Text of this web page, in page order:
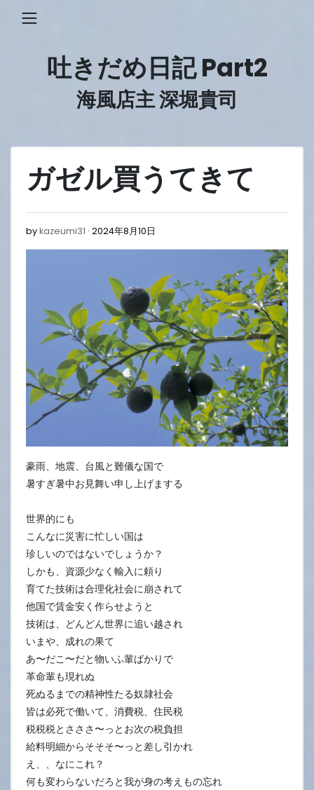
吐きだめ日記 Part2
海風店主 深堀貴司
ガゼル買うてきて
bykazeumi31 2024年8月10日
10
日
豪雨、地震、台風と難儀な国で
暑すぎ暑中お見舞い申し上げまする
世界的にも
こんなに災害に忙しい国は
珍しいのではないでしょうか？
しかも、資源少なく輸入に頼り
育てた技術は合理化社会に崩されて
他国で賃金安く作らせようと
技術は、どんどん世界に追い越され
いまや、成れの果て
あ〜だこ〜だと物いふ輩ばかりで
革命輩も現れぬ
死ぬるまでの精神性たる奴隷社会
皆は必死で働いて、消費税、住民税
税税税とさささ〜っとお次の税負担
給料明細からそそそ〜っと差し引かれ
え、、なにこれ？
何も変わらないだろと我が身の考えもの忘れ